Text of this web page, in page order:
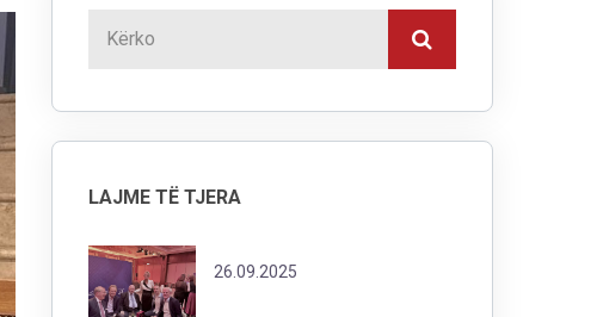
LAJME TË TJERA
26.09.2025